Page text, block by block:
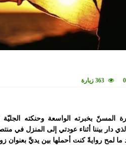
363 زيارة
المسنّ بخبرته الواسعة وحنكته
دار بيننا أثناء عودتي إلى المنزل في
ما لمح روايةً كنت أحملها بين يديَّ بعنوان